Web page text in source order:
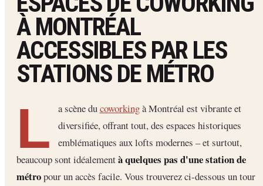
À MONTRÉAL
ACCESSIBLES PAR LES
STATIONS DE MÉTRO
L a scène ducoworkingà Montréal est vibrante et
diversifiée, offrant tout, des espaces historiques
emblématiques aux lofts modernes – et surtout,
beaucoup sont idéalementà quelques pas d'une station de
métropour un accès facile. Vous trouverez ci-dessous un tour